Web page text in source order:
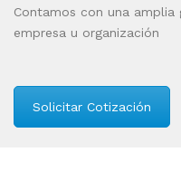
Contamos con una
empresa u organización
Solicitar Cotización